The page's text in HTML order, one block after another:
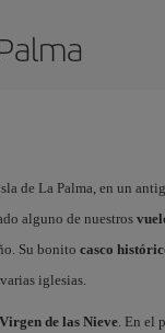
de La Palma, en un
alguno de nuestros
Su bonito casco
iglesias.
de las Nieve. En el